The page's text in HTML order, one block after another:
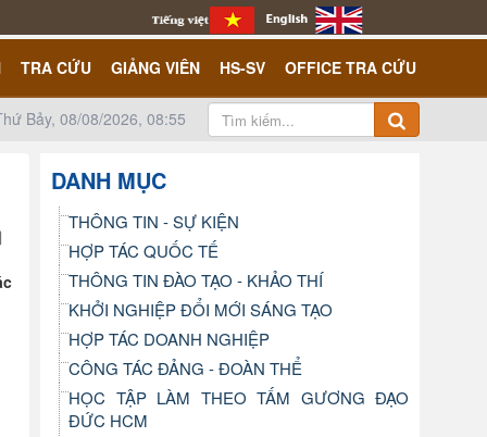
TRA CỨU GIẢNG VIÊN HS-SV OFFICE TRA CỨU
Bảy, 08/08/2026, 08:55
DANH MỤC
THÔNG TIN - SỰ KIỆN
HỢP TÁC QUỐC TẾ
THÔNG TIN ĐÀO TẠO - KHẢO THÍ
KHỞI NGHIỆP ĐỔI MỚI SÁNG TẠO
HỢP TÁC DOANH NGHIỆP
CÔNG TÁC ĐẢNG - ĐOÀN THỂ
HỌC TẬP LÀM THEO TẤM GƯƠNG ĐẠO
ĐỨC HCM